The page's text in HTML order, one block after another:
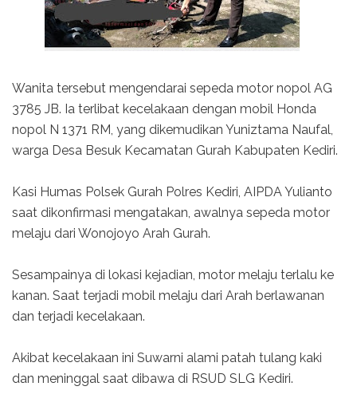
Wanita tersebut mengendarai sepeda motor nopol AG
3785 JB. Ia terlibat kecelakaan dengan mobil Honda
nopol N 1371 RM, yang dikemudikan Yuniztama Naufal,
warga Desa Besuk Kecamatan Gurah Kabupaten Kediri.
Kasi Humas Polsek Gurah Polres Kediri, AIPDA Yulianto
saat dikonfirmasi mengatakan, awalnya sepeda motor
melaju dari Wonojoyo Arah Gurah.
Sesampainya di lokasi kejadian, motor melaju terlalu ke
kanan. Saat terjadi mobil melaju dari Arah berlawanan
dan terjadi kecelakaan.
Akibat kecelakaan ini Suwarni alami patah tulang kaki
dan meninggal saat dibawa di RSUD SLG Kediri.